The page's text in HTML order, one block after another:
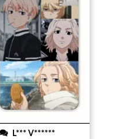
L*** V******